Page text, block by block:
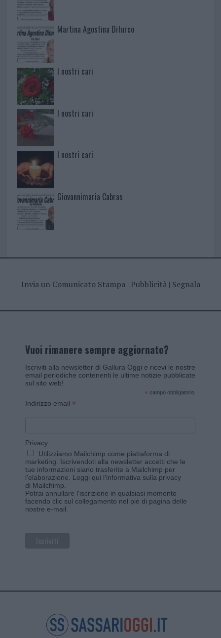
Martina Agostina Diturco
I nostri cari
I nostri cari
I nostri cari
Giovannimaria Cabras
Invia un Comunicato Stampa| Pubblicità| Segnala
Vuoi rimanere sempre aggiornato?
Iscriviti alla newsletter di Gallura Oggi e ricevi le nostre
email periodiche contenenti le ultime notizie pubblicate
sul sito web!
* campo obbligatorio
Indirizzo email *
Privacy
Utilizziamo Mailchimp come piattaforma di
marketing. Iscrivendoti alla newsletter accetti che le
tue informazioni siano trasferite a Mailchimp per
l'elaborazione. Leggi qui l'informativa sulla privacy
di Mailchimp
Potrai annullare l'iscrizione in qualsiasi momento
facendo clic sul collegamento nel piè di pagina delle
nostre e-mail.